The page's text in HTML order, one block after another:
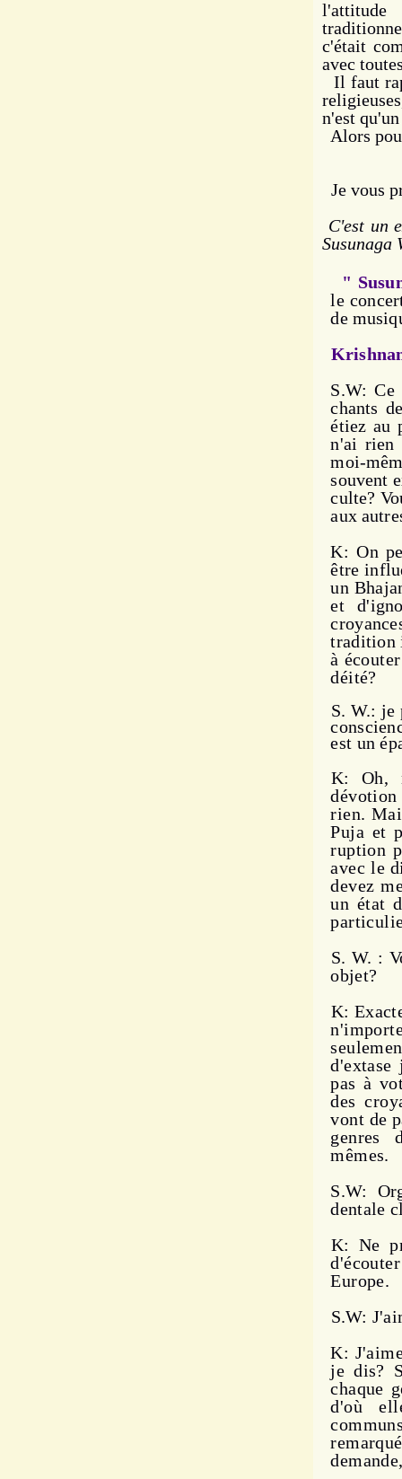
l'attitude
c'était
avec
Il faut
n'est
Alors
Je vous
C'est un
Susunaga
"
le
de
S.W:
chants
étiez au
n'ai rien
moi-
souvent
culte?
aux
K: On
être
un
et
tradition
à
déité?
S. W.: je
est un
K: Oh,
dévotion
rien.
Puja et
ruption
avec le
devez
un état
S. W. :
objet?
K:
d'extase
pas à
des
vont de
genres
mêmes.
S.W:
dentale
K: Ne
Europe.
S.W:
K:
je dis?
chaque
d'où